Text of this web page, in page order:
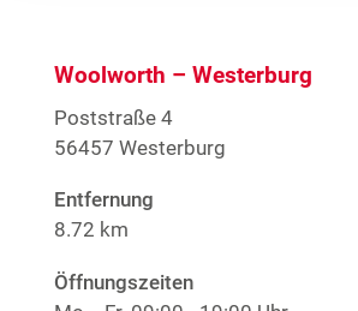
Woolworth – Westerburg
Poststraße 4
56457 Westerburg
Entfernung
8.72 km
Öffnungszeiten